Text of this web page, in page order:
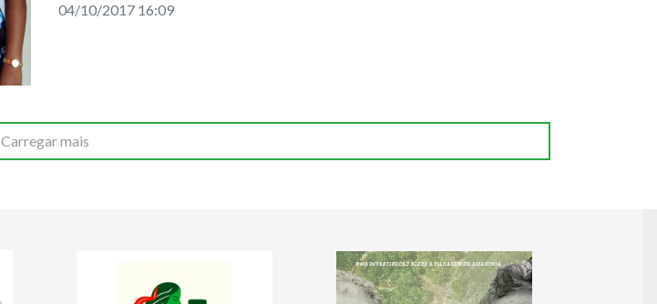
04/10/2017 16:09
Carregar mais